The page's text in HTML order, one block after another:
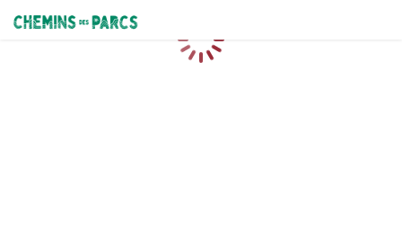
Chemins des Parcs
Chargement